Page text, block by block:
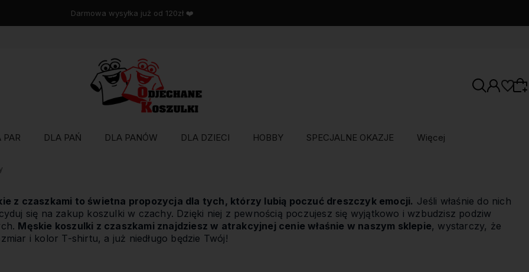
Wysyłka w 48 godzin
produkty do listy z poprzedniej sesji.
PAR DLA PAŃ DLA PANÓW DLA DZIECI HOBBY SPECJALNE OKAZJE Więcej
z czaszkami to świetna propozycja dla tych, którzy lubią poczuć dreszczyk emocji. Jeśli właśnie do nich
się na zakup koszulki w czachy. Dzięki niej z pewnością poczujesz się wyjątkowo i wzbudzisz podziw
Męskie koszulki z czaszkami znajdziesz w atrakcyjnej cenie właśnie w naszym sklepie, wystarczy, że
i kolor T-shirtu, a już niedługo będzie Twój!